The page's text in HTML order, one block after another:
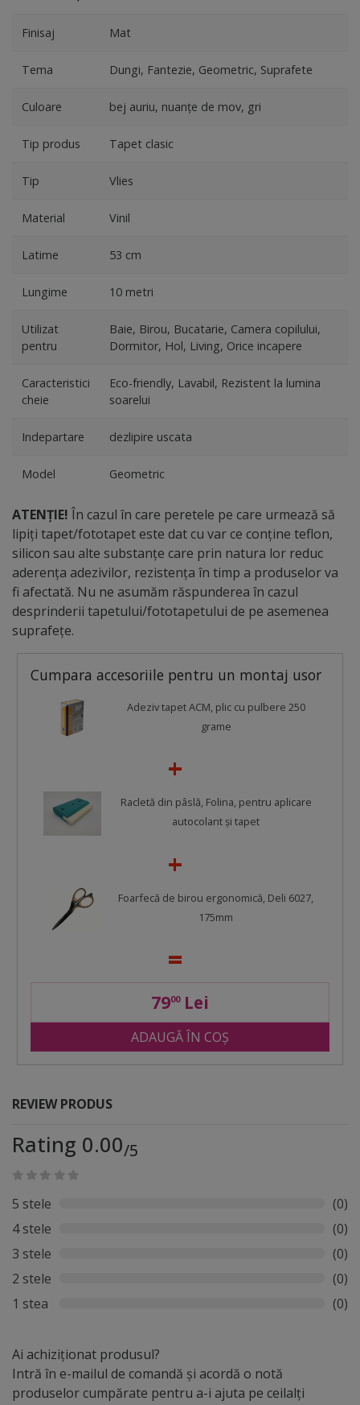
Finisaj Mat
Tema Dungi, Fantezie, Geometric, Suprafete
Culoare bej auriu, nuanţe de mov, gri
Tip produs Tapet clasic
Tip Vlies
Material Vinil
Latime 53 cm
Lungime 10 metri
Utilizat
pentru
Baie, Birou, Bucatarie, Camera copilului,
Dormitor, Hol, Living, Orice incapere
Caracteristici
cheie
Eco-friendly, Lavabil, Rezistent la lumina
soarelui
Indepartare dezlipire uscata
Model Geometric
ATENȚIE! În cazul în care peretele pe care urmează să
lipiți tapet/fototapet este dat cu var ce conține teflon,
silicon sau alte substanțe care prin natura lor reduc
aderența adezivilor, rezistența în timp a produselor va
fi afectată. Nu ne asumăm răspunderea în cazul
desprinderii tapetului/fototapetului de pe asemenea
suprafețe.
Cumpara accesoriile pentru un montaj usor
Adeziv tapet ACM, plic cu pulbere 250
grame
Racletă din pâslă, Folina, pentru aplicare
autocolant şi tapet
Foarfecă de birou ergonomică, Deli 6027,
175mm
7900Lei
ADAUGĂ ÎN COȘ
REVIEW PRODUS
Rating 0.00/5
5 stele
(0)
4 stele
(0)
3 stele
(0)
2 stele
(0)
1 stea
(0)
Ai achiziționat produsul?
Intră în e-mailul de comandă și acordă o notă
produselor cumpărate pentru a-i ajuta pe ceilalți